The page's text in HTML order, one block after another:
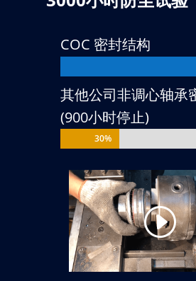
COC 密封结构
其他公司非调心轴承
(900小时停止)
30%
30%